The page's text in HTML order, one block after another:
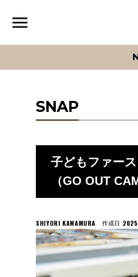
SNAP
子どもファー
（GO OUT
SHIYORI KAWAMURA 作成日